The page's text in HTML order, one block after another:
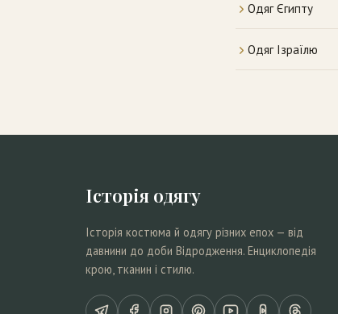
Одяг Єгипту
Одяг Ізраїлю
Історія одягу
Історія костюма й одягу різних епох — від
давнини до доби Відродження. Енциклопедія
крою, тканин і стилю.